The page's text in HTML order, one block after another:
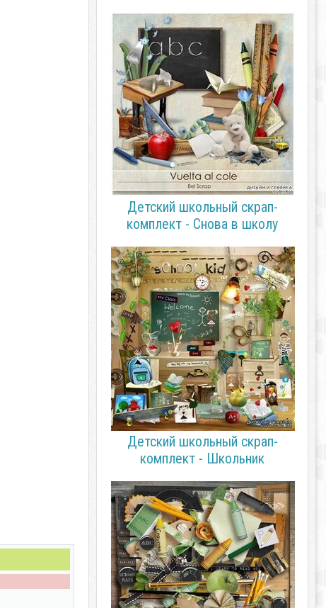
Детский школьный скрап-
комплект - Снова в школу
Детский школьный скрап-
комплект - Школьник